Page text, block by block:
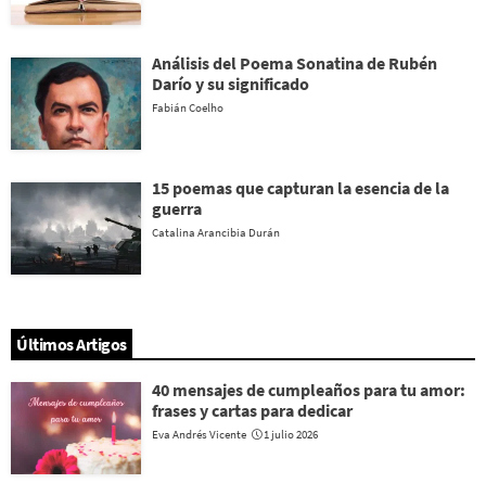
Análisis del Poema Sonatina de Rubén
Darío y su significado
Fabián Coelho
15 poemas que capturan la esencia de la
guerra
Catalina Arancibia Durán
Últimos Artigos
40 mensajes de cumpleaños para tu amor:
frases y cartas para dedicar
Eva Andrés Vicente 1 julio 2026